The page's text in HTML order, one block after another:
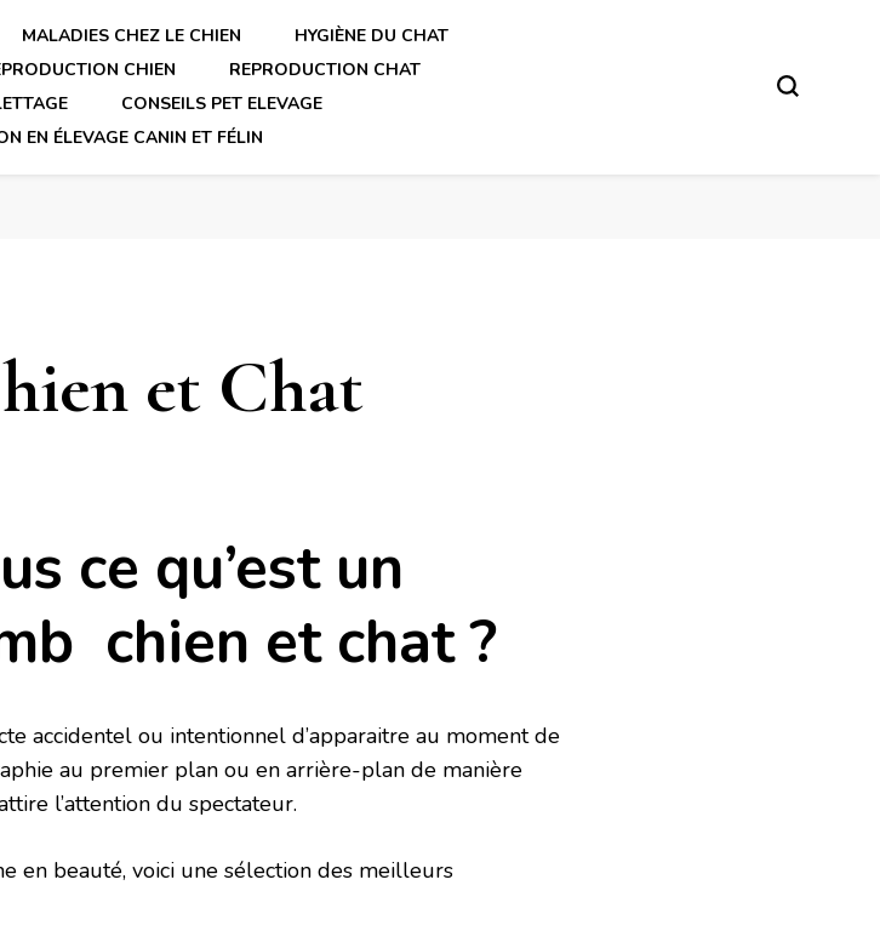
MALADIES CHEZ LE CHIEN
HYGIÈNE DU CHAT
CHIEN
REPRODUCTION CHAT
CONSEILS PET ELEVAGE
EN ÉLEVAGE CANIN ET FÉLIN
et Chat
ce qu’est un
chien et chat ?
accidentel ou intentionnel d’apparaitre au moment de
au premier plan ou en arrière-plan de manière
l’attention du spectateur.
en beauté, voici une sélection des meilleurs